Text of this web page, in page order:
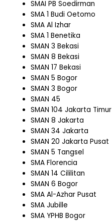
SMAI PB Soedirman
SMA 1 Budi Oetomo
SMA Al Izhar
SMA 1 Benetika
SMAN 3 Bekasi
SMAN 8 Bekasi
SMAN 17 Bekasi
SMAN 5 Bogor
SMAN 3 Bogor
SMAN 45
SMAN 104 Jakarta Timur
SMAN 8 Jakarta
SMAN 34 Jakarta
SMAN 20 Jakarta Pusat
SMAN 5 Tangsel
SMA Florencia
SMAN 14 Cililitan
SMAN 6 Bogor
SMA Al-Azhar Pusat
SMA Jubille
SMA YPHB Bogor